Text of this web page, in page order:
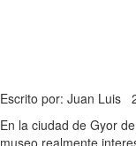
Escrito por: Juan Luis
En la ciudad de Gyor
museo realmente